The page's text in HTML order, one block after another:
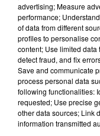
Lecture (2
100%
Les experts
advertising; Measure
performance;
of data from different
profiles to personalise
content; Use limited data
detect fraud, and fix
Save and communicate
process personal data
following functionalities:
requested; Use precise
other data sources; Link
information transmitted